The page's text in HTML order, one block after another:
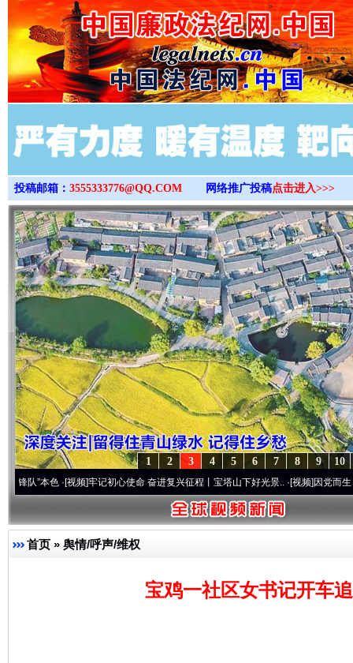
>
投稿邮箱： 3555333776@QQ.COM 网络推广投稿点击进入>>>
10
9
8
7
6
5
4
3
2
1
·[视频]牢记初心使命 奋进复兴征程丨宝塔山下好光景..·[视频]因党而生 为党而战
首页 » 舆情/呼声/维权
宝鸡一社区女书记开车